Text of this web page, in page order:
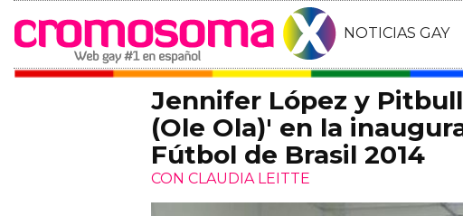
NOTICIAS GAY
Jennifer López y
(Ole Ola)' en la
Fútbol de Brasil 2014
CON CLAUDIA LEITTE